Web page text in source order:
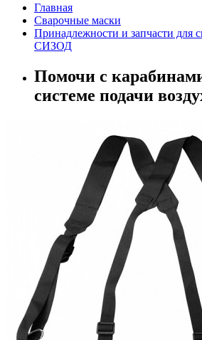
Главная
Сварочные маски
Принадлежности и запчасти для
СИЗОД
Помочи с
системе подачи